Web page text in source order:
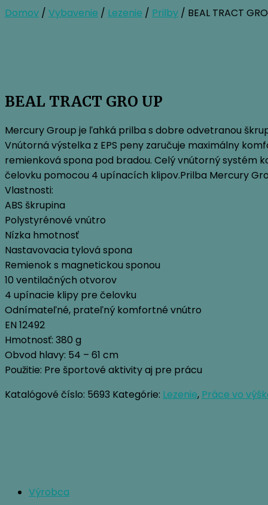
Domov / Vybavenie / Lezenie / Prilby / BEAL TRACT
BEAL TRACT GRO UP
Mercury Group je ľahká prilba s dobre odvetranou
Vnútorná výstelka z EPS peny zaručuje maximálny
remienková spona pod bradou. Celý vnútorný systém
čelovku pomocou 4 upínacích klipov.Prilba Mercury
Vlastnosti:
ABS škrupina
Polystyrénové vnútro
Nízka hmotnosť
Nastavovacia tylová spona
Remienok s magnetickou sponou
10 ventilačných otvorov
4 upínacie klipy pre čelovku
Odnímateľné, prateľný komfortné vnútro
EN 12492
Hmotnosť: 380 g
Obvod hlavy: 54 – 61 cm
Použitie: Pre športové aktivity aj pre prácu
Katalógové číslo: 5693 Kategórie: Lezenie, Práce vo
Výrobca